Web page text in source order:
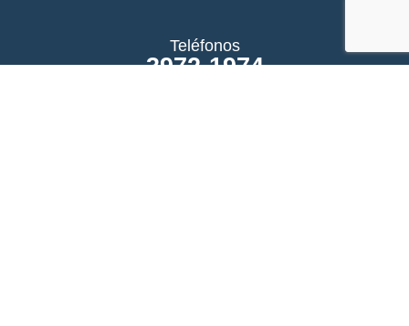
Teléfonos
3972-1974